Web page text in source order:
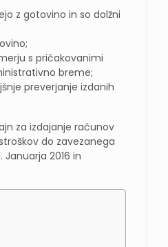
z gotovino in so dolžni
s pričakovanimi
breme;
preverjanje izdanih
za izdajanje računov
do zavezanega
2016 in